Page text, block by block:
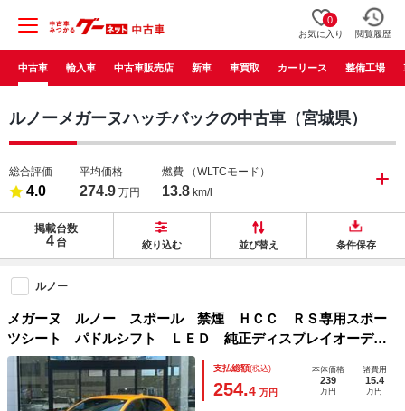
0
お気に入り 閲覧履歴
中古車 輸入車 中古車販売店 新車 車買取 カーリース 整備工場
ルノーメガーヌハッチバックの中古車（宮城県）
総合評価
4.0
平均価格
274.9 万円
燃費 （WLTCモード）
13.8 km/l
掲載台数
4 台 絞り込む 並び替え 条件保存
ルノー
メガーヌ ルノー スポール 禁煙 ＨＣＣ ＲＳ専用スポー
ツシート パドルシフト ＬＥＤ 純正ディスプレイオーディ
オ ＦＲソナー クルコン Ｆドラレコ Ｆフォグ スピード
リミット マルチセンス Ｂカメラ ＥＴＣ 純正１９ＡＷ
支払総額(税込)
254.4 万円
本体価格
239
万円
諸費用
15.4
万円